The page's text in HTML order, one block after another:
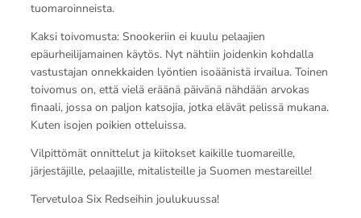
tuomaroinneista.
Kaksi toivomusta: Snookeriin ei kuulu pelaajien
epäurheilijamainen käytös. Nyt nähtiin joidenkin kohdalla
vastustajan onnekkaiden lyöntien isoäänistä irvailua. Toinen
toivomus on, että vielä eräänä päivänä nähdään arvokas
finaali, jossa on paljon katsojia, jotka elävät pelissä mukana.
Kuten isojen poikien otteluissa.
Vilpittömät onnittelut ja kiitokset kaikille tuomareille,
järjestäjille, pelaajille, mitalisteille ja Suomen mestareille!
Tervetuloa Six Redseihin joulukuussa!